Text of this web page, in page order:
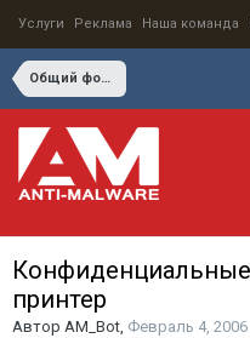
Услуги Реклама Наша команда
Общий форум по информационной безопасности
принтер
Автор AM_Bot, Февраль 4, 2006